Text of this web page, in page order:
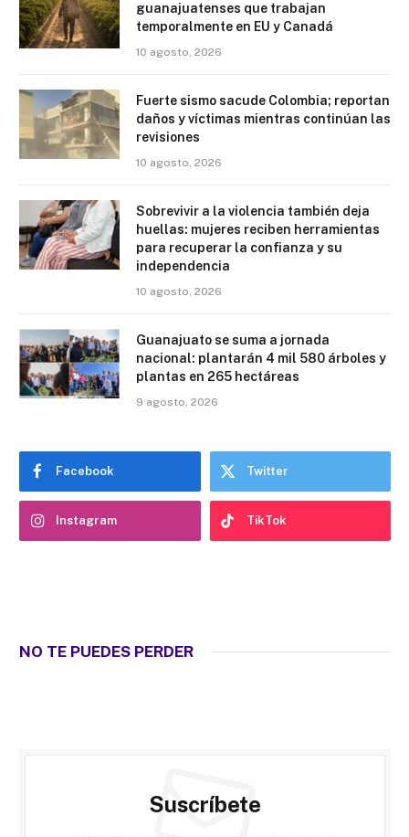
guanajuatenses que trabajan
temporalmente en EU y Canadá
10 agosto, 2026
Fuerte sismo sacude Colombia; reportan
daños y víctimas mientras continúan las
revisiones
10 agosto, 2026
Sobrevivir a la violencia también deja
huellas: mujeres reciben herramientas
para recuperar la confianza y su
independencia
10 agosto, 2026
Guanajuato se suma a jornada
nacional: plantarán 4 mil 580 árboles y
plantas en 265 hectáreas
9 agosto, 2026
Facebook Twitter
Instagram TikTok
NO TE PUEDES PERDER
Suscríbete